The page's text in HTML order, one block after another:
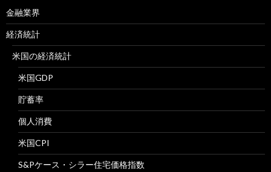
金融業界
経済統計
米国の経済統計
米国GDP
貯蓄率
個人消費
米国CPI
S&Pケース・シラー住宅価格指数